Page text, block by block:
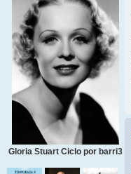
Gloria Stuart Ciclo por barri3